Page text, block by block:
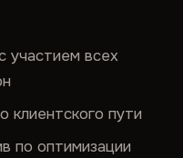
участием всех
клиентского пути
по оптимизации